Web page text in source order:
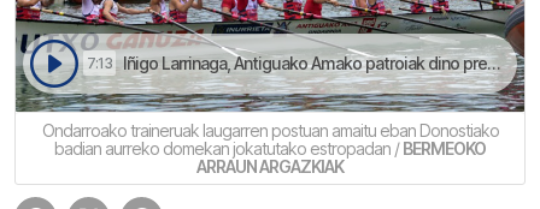
7:13 Iñigo Larrinaga, Antiguako Amako patroiak dino presino barik ekingo deutsela bigarren jardunaldiko estropadeari Getaria eta Cabo gainditzeko asmoagaz | Jokoan
Ondarroako traineruak laugarren postuan amaitu eban Donostiako
badian aurreko domekan jokatutako estropadan /BERMEOKO
ARRAUN ARGAZKIAK